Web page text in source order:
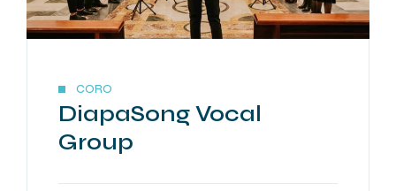
CORO
DiapaSong Vocal
Group